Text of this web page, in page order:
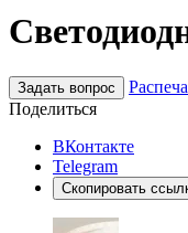
Задать вопрос
Поделиться
ВКонтакте
Telegram
Скопировать